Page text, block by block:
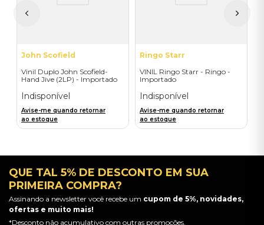
John Scofield
Vinil Duplo John Scofield-
Hand Jive (2LP) - Importado
Indisponível
Avise-me quando retornar
ao estoque
Ringo Starr
VINIL Ringo Starr - Ringo -
Importado
Indisponível
Avise-me quando retornar
ao estoque
QUE TAL 5% DE DESCONTO EM SUA
PRIMEIRA COMPRA?
Assinando a newsletter você recebe um cupom de 5%, novidades,
ofertas e muito mais!
*Desconto não acumulativo com outras promoções.